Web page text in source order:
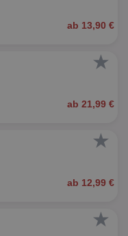
ab 13,90 €
★
ab 21,99 €
★
ab 12,99 €
★